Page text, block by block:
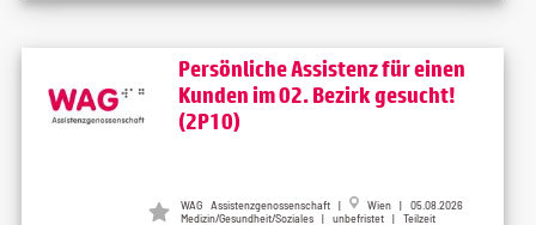
Persönliche Assistenz für einen
Kunden im 02. Bezirk gesucht!
(2P10)
WAG Assistenzgenossenschaft |
Wien | 05.08.2026
Medizin/Gesundheit/Soziales | unbefristet | Teilzeit